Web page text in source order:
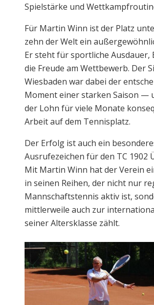
Spielstärke und
Für Martin Winn ist der Platz
zehn der Welt ein
Er steht für sportliche Ausdauer,
die Freude am Wettbewerb. Der
Wiesbaden war dabei der
Moment einer starken Saison —
der Lohn für viele Monate
Arbeit auf dem Tennisplatz.
Der Erfolg ist auch ein
Ausrufezeichen für den TC 1902
Mit Martin Winn hat der Verein
in seinen Reihen, der nicht nur
Mannschaftstennis aktiv ist,
mittlerweile auch zur
seiner Altersklasse zählt.